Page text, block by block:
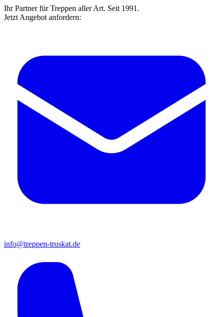
Ihr Partner für Treppen aller Art. Seit 1991.
Jetzt Angebot anfordern:
info@treppen-truskat.de